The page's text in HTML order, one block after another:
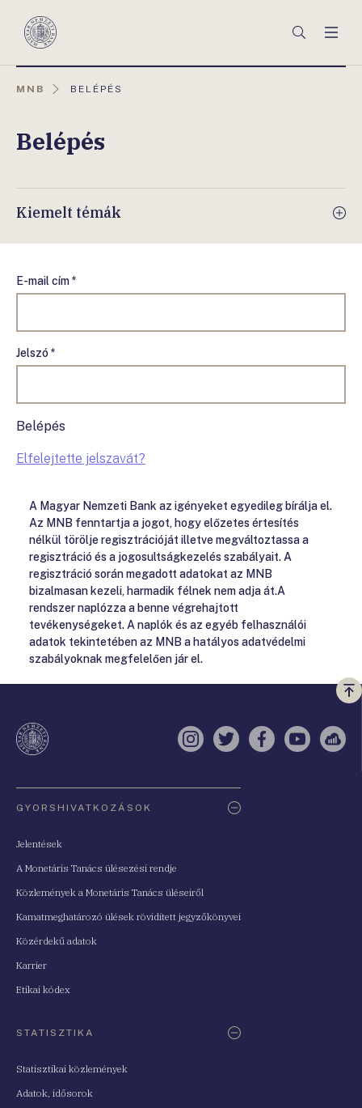
Magyar
Keresés
MNB
AKTUÁLIS
BELÉPÉS
Belépés
Kiemelt témák
E-mail cím *
Jelszó *
Belépés
Elfelejtette jelszavát?
A Magyar Nemzeti Bank az igényeket egyedileg bírálja el.
Az MNB fenntartja a jogot, hogy előzetes értesítés
nélkül törölje regisztrációját illetve megváltoztassa a
regisztráció és a jogosultságkezelés szabályait. A
regisztráció során megadott adatokat az MNB
bizalmasan kezeli, harmadik félnek nem adja át.A
rendszer naplózza a benne végrehajtott
tevékenységeket. A naplók és az egyéb felhasználói
adatok tekintetében az MNB a hatályos adatvédelmi
szabályoknak megfelelően jár el.
a
Instagram
TwitterFacebook
YouTube
GYORSHIVATKOZÁSOK
Jelentések
A Monetáris Tanács ülésezési rendje
Közlemények a Monetáris Tanács üléseiről
Kamatmeghatározó ülések rövidített jegyzőkönyvei
Közérdekű adatok
Karrier
Etikai kódex
STATISZTIKA
Statisztikai közlemények
Adatok, idősorok